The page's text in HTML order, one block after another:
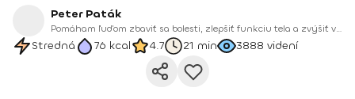
Peter Paták
Pomáham ľuďom zbaviť sa bolesti, zlepšiť funkciu tela a zvýšiť výkon – či už pri športe, alebo v bežnom živote. Verím, že každý z nás má v sebe zakódovaný prirodzený pohybový potenciál.
Stredná 76 kcal 4.7 21 min 3888 videní